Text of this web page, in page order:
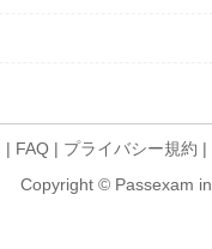
| FAQ | プライバシー規約 |
Copyright © Passexam